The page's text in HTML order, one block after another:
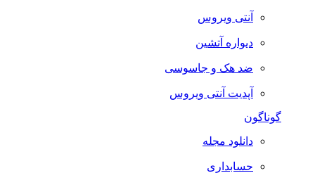
آنتی ویروس
دیواره آتشین
ضد هک و جاسوسی
آپدیت آنتی ویروس
گوناگون
دانلود مجله
حسابداری